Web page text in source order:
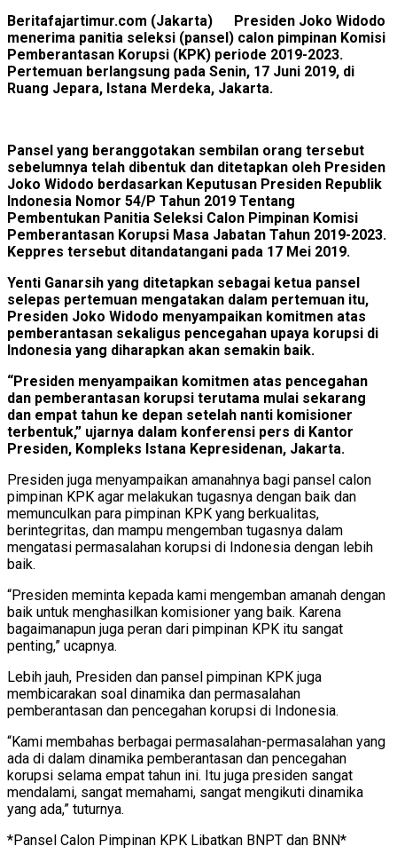
Beritafajartimur.com (Jakarta) Presiden Joko Widodo
menerima panitia seleksi (pansel) calon pimpinan Komisi
Pemberantasan Korupsi (KPK) periode 2019-2023.
Pertemuan berlangsung pada Senin, 17 Juni 2019, di
Ruang Jepara, Istana Merdeka, Jakarta.
Pansel yang beranggotakan sembilan orang tersebut
sebelumnya telah dibentuk dan ditetapkan oleh Presiden
Joko Widodo berdasarkan Keputusan Presiden Republik
Indonesia Nomor 54/P Tahun 2019 Tentang
Pembentukan Panitia Seleksi Calon Pimpinan Komisi
Pemberantasan Korupsi Masa Jabatan Tahun 2019-2023.
Keppres tersebut ditandatangani pada 17 Mei 2019.
Yenti Ganarsih yang ditetapkan sebagai ketua pansel
selepas pertemuan mengatakan dalam pertemuan itu,
Presiden Joko Widodo menyampaikan komitmen atas
pemberantasan sekaligus pencegahan upaya korupsi di
Indonesia yang diharapkan akan semakin baik.
“Presiden menyampaikan komitmen atas pencegahan
dan pemberantasan korupsi terutama mulai sekarang
dan empat tahun ke depan setelah nanti komisioner
terbentuk,” ujarnya dalam konferensi pers di Kantor
Presiden, Kompleks Istana Kepresidenan, Jakarta.
Presiden juga menyampaikan amanahnya bagi pansel calon
pimpinan KPK agar melakukan tugasnya dengan baik dan
memunculkan para pimpinan KPK yang berkualitas,
berintegritas, dan mampu mengemban tugasnya dalam
mengatasi permasalahan korupsi di Indonesia dengan lebih
baik.
“Presiden meminta kepada kami mengemban amanah dengan
baik untuk menghasilkan komisioner yang baik. Karena
bagaimanapun juga peran dari pimpinan KPK itu sangat
penting,” ucapnya.
Lebih jauh, Presiden dan pansel pimpinan KPK juga
membicarakan soal dinamika dan permasalahan
pemberantasan dan pencegahan korupsi di Indonesia.
“Kami membahas berbagai permasalahan-permasalahan yang
ada di dalam dinamika pemberantasan dan pencegahan
korupsi selama empat tahun ini. Itu juga presiden sangat
mendalami, sangat memahami, sangat mengikuti dinamika
yang ada,” tuturnya.
*Pansel Calon Pimpinan KPK Libatkan BNPT dan BNN*